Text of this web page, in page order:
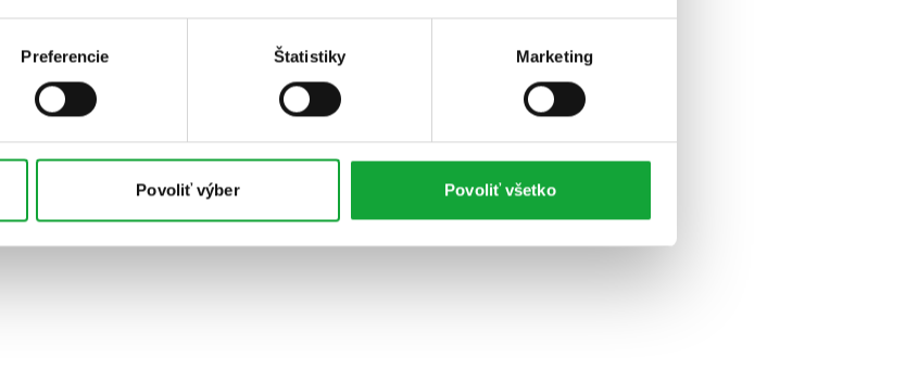
Preferencie Štatistiky Marketing
Povoliť výber Povoliť všetko